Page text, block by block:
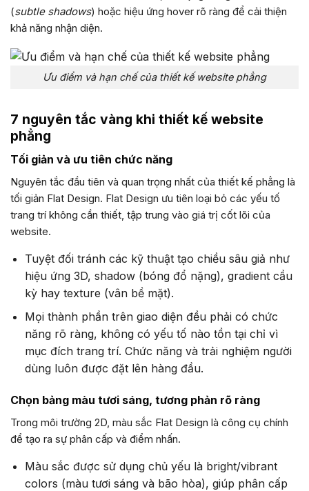
(subtle shadows) hoặc hiệu ứng hover rõ ràng để cải thiện
khả năng nhận diện.
Ưu điểm và hạn chế của thiết kế website phẳng
7 nguyên tắc vàng khi thiết kế website
phẳng
Tối giản và ưu tiên chức năng
Nguyên tắc đầu tiên và quan trọng nhất của thiết kế phẳng là
tối giản Flat Design. Flat Design ưu tiên loại bỏ các yếu tố
trang trí không cần thiết, tập trung vào giá trị cốt lõi của
website.
Tuyệt đối tránh các kỹ thuật tạo chiều sâu giả như
hiệu ứng 3D, shadow (bóng đổ nặng), gradient cầu
kỳ hay texture (vân bề mặt).
Mọi thành phần trên giao diện đều phải có chức
năng rõ ràng, không có yếu tố nào tồn tại chỉ vì
mục đích trang trí. Chức năng và trải nghiệm người
dùng luôn được đặt lên hàng đầu.
Chọn bảng màu tươi sáng, tương phản rõ ràng
Trong môi trường 2D, màu sắc Flat Design là công cụ chính
để tạo ra sự phân cấp và điểm nhấn.
Màu sắc được sử dụng chủ yếu là bright/vibrant
colors (màu tươi sáng và bão hòa), giúp phân cấp